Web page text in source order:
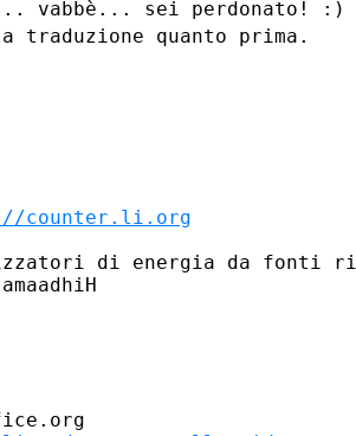
vabbè... sei perdonato! :)
traduzione quanto prima.
counter.li.org
di energia da fonti